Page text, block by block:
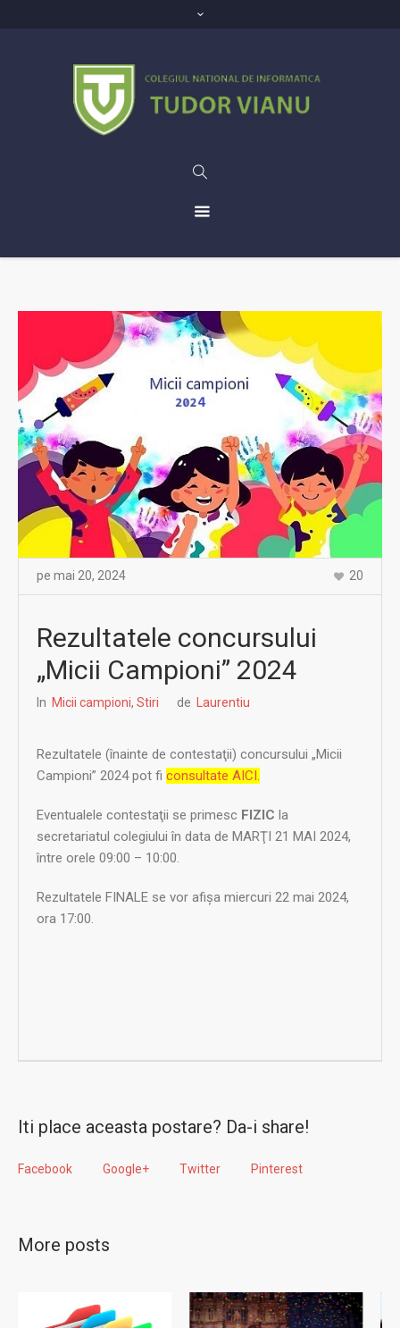
pe mai 20, 2024 20
Rezultatele concursului
„Micii Campioni” 2024
In Micii campioni, Stiri de Laurentiu
Rezultatele (înainte de contestaţii) concursului „Micii
Campioni” 2024 pot fi consultate AICI.
Eventualele contestaţii se primesc FIZIC la
secretariatul colegiului în data de MARŢI 21 MAI 2024,
între orele 09:00 – 10:00.
Rezultatele FINALE se vor afişa miercuri 22 mai 2024,
ora 17:00.
Iti place aceasta postare? Da-i share!
Facebook Google+ Twitter Pinterest
More posts